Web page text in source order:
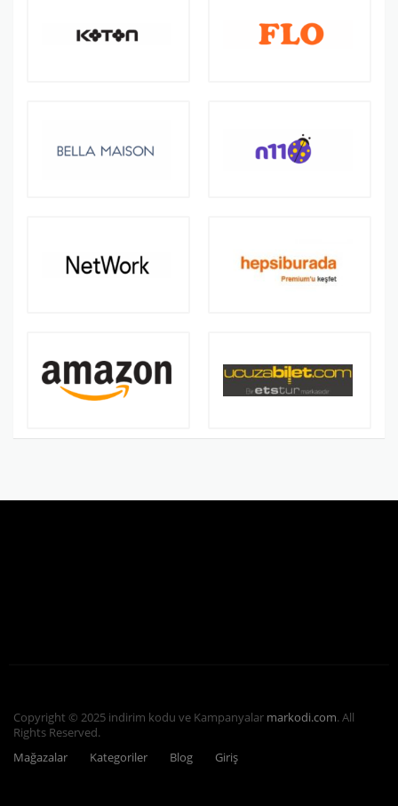
Copyright © 2025 indirim kodu ve Kampanyalar markodi.com. All
Rights Reserved.
Mağazalar
Kategoriler Blog Giriş